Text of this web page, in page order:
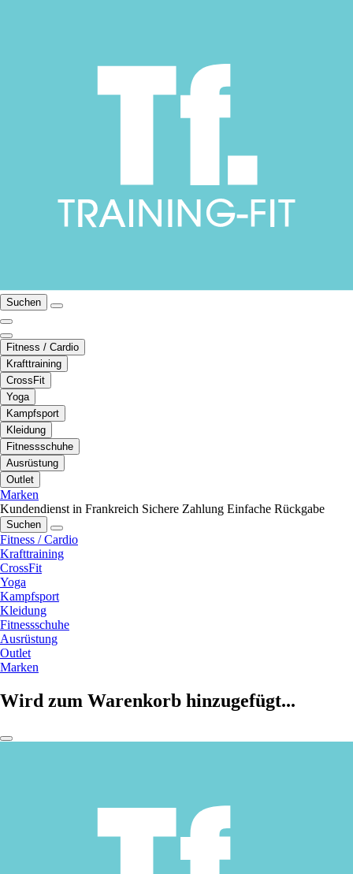
Suchen
Fitness / Cardio
Krafttraining
CrossFit
Yoga
Kampfsport
Kleidung
Fitnessschuhe
Ausrüstung
Outlet
Marken
Kundendienst in Frankreich Sichere Zahlung Einfache Rückgabe
Suchen
Fitness / Cardio
Krafttraining
CrossFit
Yoga
Kampfsport
Kleidung
Fitnessschuhe
Ausrüstung
Outlet
Marken
Wird zum Warenkorb hinzugefügt...